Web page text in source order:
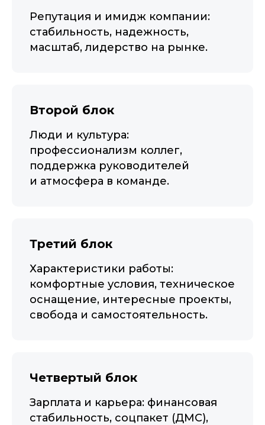
Репутация и имидж компании:
стабильность, надежность,
масштаб, лидерство на рынке.
Второй блок
Люди и культура:
профессионализм коллег,
поддержка руководителей
и атмосфера в команде.
Третий блок
Характеристики работы:
комфортные условия, техническое
оснащение, интересные проекты,
свобода и самостоятельность.
Четвертый блок
Зарплата и карьера: финансовая
стабильность, соцпакет (ДМС),